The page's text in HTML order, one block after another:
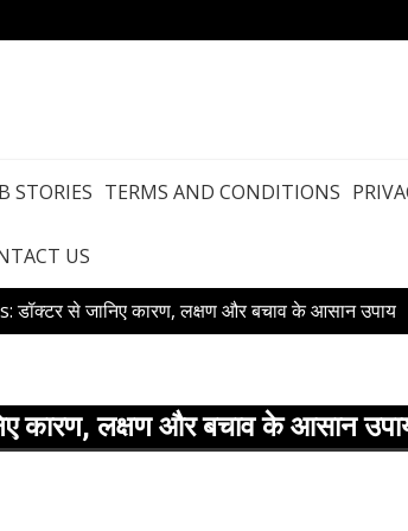
STORIES TERMS AND CONDITIONS
US
से जानिए कारण, लक्षण और बचाव के आसान उपाय
कारण, लक्षण और बचाव के आसान